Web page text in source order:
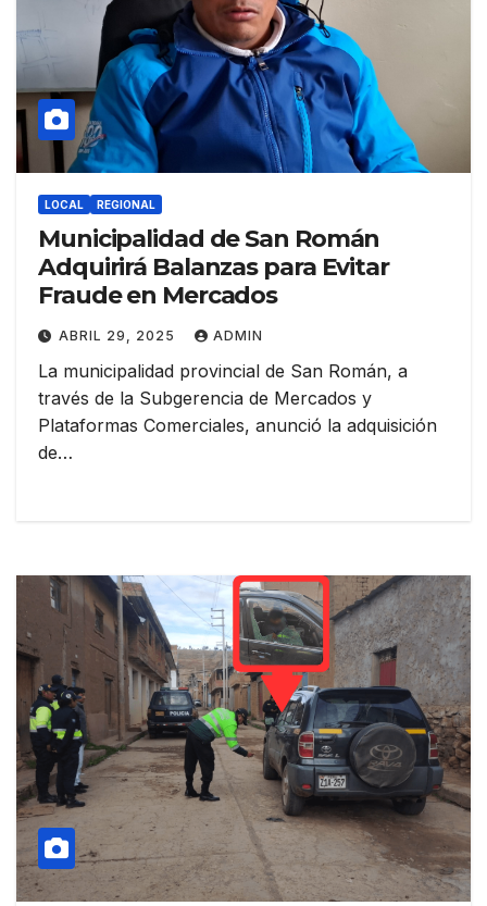
LOCAL REGIONAL
Municipalidad de San Román
Adquirirá Balanzas para Evitar
Fraude en Mercados
ABRIL 29, 2025 ADMIN
La municipalidad provincial de San Román, a
través de la Subgerencia de Mercados y
Plataformas Comerciales, anunció la adquisición
de…